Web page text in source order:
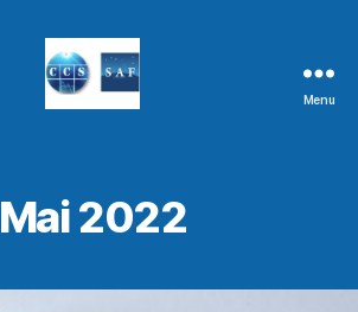
Menu
Mai 2022